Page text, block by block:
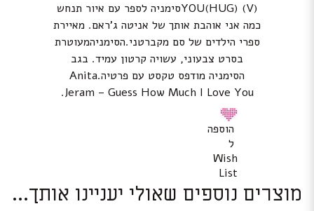
YOU(HUG) (V)סימניה לספר עם איור תנחש
כמה אני אוהבת אותך של אניטה ג’ראם. מאיירת
ספרי הילדים של סם מקברטני.הסימניהמעוטרת
בסרט צבעוני, עשויה קרטון עמיד. בגב
הסימניה מודפס טקסט עם פרטיה.Anita
Jeram – Guess How Much I Love You.
הוספה
ל
Wish
List
מוצרים נוספים שאולי יעניינו אותך...